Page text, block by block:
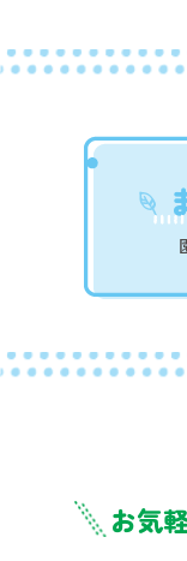
お気